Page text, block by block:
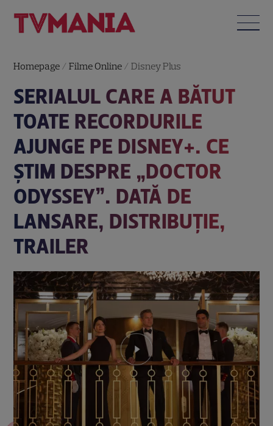
Homepage /Filme Online /Disney Plus
SERIALUL CARE A BĂTUT
TOATE RECORDURILE
AJUNGE PE DISNEY+. CE
ȘTIM DESPRE „DOCTOR
ODYSSEY”. DATĂ DE
LANSARE, DISTRIBUȚIE,
TRAILER